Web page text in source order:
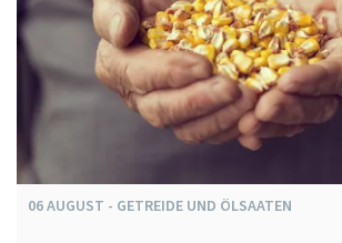
06AUGUST - GETREIDE UND ÖLSAATEN